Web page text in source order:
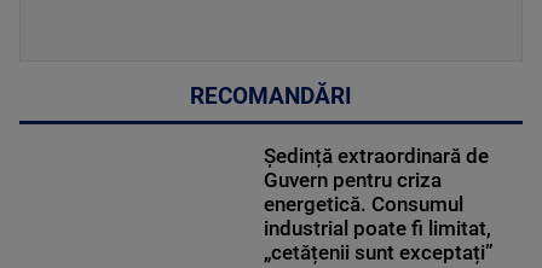
RECOMANDĂRI
Ședință extraordinară de
Guvern pentru criza
energetică. Consumul
industrial poate fi limitat,
„cetățenii sunt exceptați”